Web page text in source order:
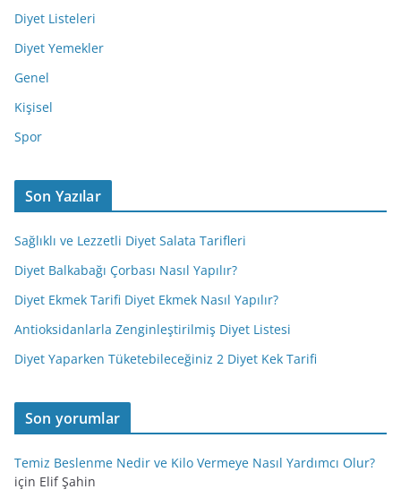
Diyet Listeleri
Diyet Yemekler
Genel
Kişisel
Spor
Son Yazılar
Sağlıklı ve Lezzetli Diyet Salata Tarifleri
Diyet Balkabağı Çorbası Nasıl Yapılır?
Diyet Ekmek Tarifi Diyet Ekmek Nasıl Yapılır?
Antioksidanlarla Zenginleştirilmiş Diyet Listesi
Diyet Yaparken Tüketebileceğiniz 2 Diyet Kek Tarifi
Son yorumlar
Temiz Beslenme Nedir ve Kilo Vermeye Nasıl Yardımcı Olur?
için Elif Şahin